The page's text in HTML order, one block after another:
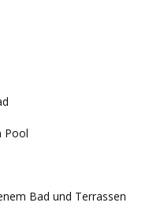
Pool
Bad und Terrassen